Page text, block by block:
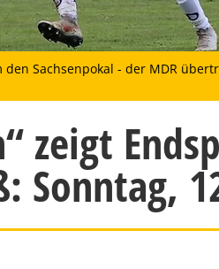
den Sachsenpokal - der MDR
zeigt
Sonntag,